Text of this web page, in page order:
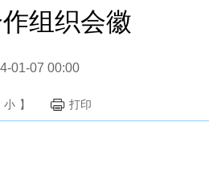
作组织会徽
01-07 00:00
小 】 打印